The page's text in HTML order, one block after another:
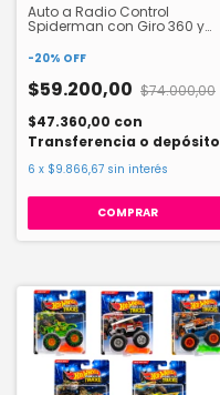
Auto a Radio Control
Spiderman con Giro 360 y
-20% OFF
$59.200,00 $74.000,00
$47.360,00 con
Transferencia o depósito
6 x $9.866,67 sin interés